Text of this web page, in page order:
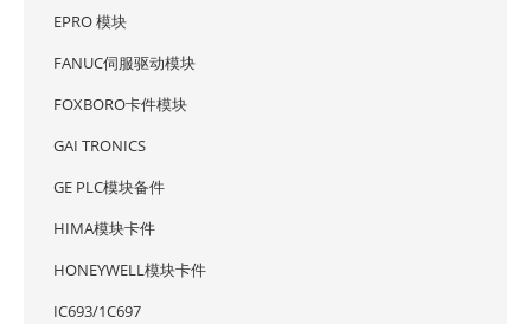
EPRO 模块
FANUC伺服驱动模块
FOXBORO卡件模块
GAI TRONICS
GE PLC模块备件
HIMA模块卡件
HONEYWELL模块卡件
IC693/1C697